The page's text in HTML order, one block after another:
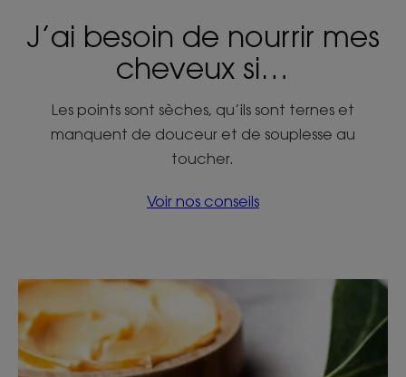
J’ai besoin de nourrir mes
cheveux si…
Les points sont sèches, qu’ils sont ternes et
manquent de douceur et de souplesse au
toucher.
Voir nos conseils